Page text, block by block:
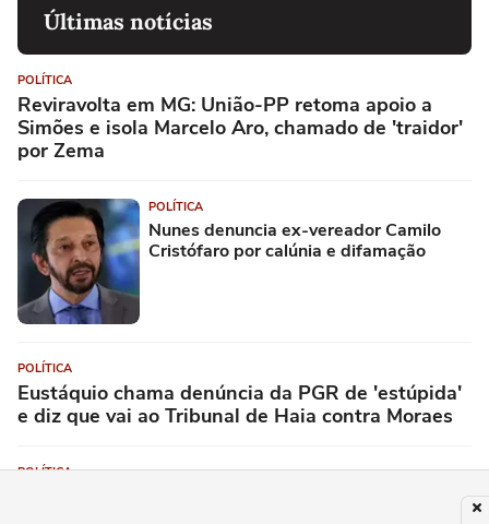
Últimas notícias
POLÍTICA
Reviravolta em MG: União-PP retoma apoio a
Simões e isola Marcelo Aro, chamado de 'traidor'
por Zema
POLÍTICA
Nunes denuncia ex-vereador Camilo
Cristófaro por calúnia e difamação
POLÍTICA
Eustáquio chama denúncia da PGR de 'estúpida'
e diz que vai ao Tribunal de Haia contra Moraes
POLÍTICA